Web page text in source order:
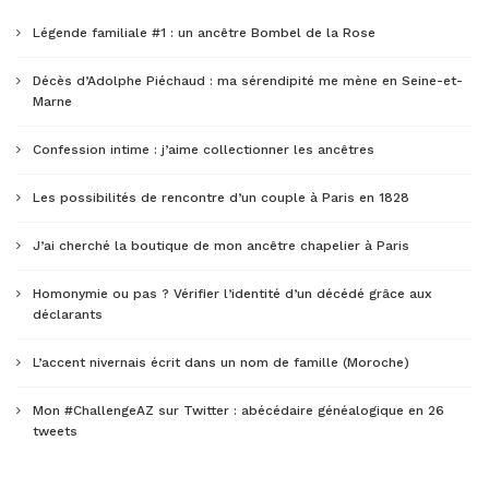
Légende familiale #1 : un ancêtre Bombel de la Rose
Décès d’Adolphe Piéchaud : ma sérendipité me mène en Seine-et-
Marne
Confession intime : j’aime collectionner les ancêtres
Les possibilités de rencontre d’un couple à Paris en 1828
J’ai cherché la boutique de mon ancêtre chapelier à Paris
Homonymie ou pas ? Vérifier l’identité d’un décédé grâce aux
déclarants
L’accent nivernais écrit dans un nom de famille (Moroche)
Mon #ChallengeAZ sur Twitter : abécédaire généalogique en 26
tweets